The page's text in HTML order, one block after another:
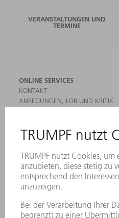
VERANSTALTUNGEN UND
TERMINE
ONLINE SERVICES
KONTAKT
ANREGUNGEN, LOB UND KRITIK
NEWSLETTER-ANMELDUNG
MYTRUMPF
SICHERHEITSDATENBLÄTTER
HÄNDLERSUCHE
PRODUKTE
MASCHINEN & SYSTEME
LEISTUNGSELEKTRONIK
ELEKTROWERKZEUGE